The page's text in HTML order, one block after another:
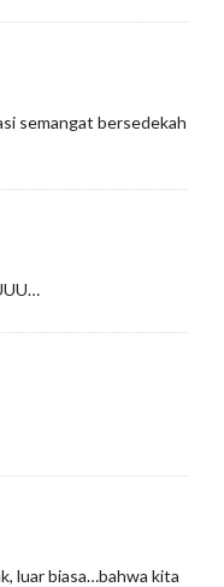
semangat bersedekah
luar biasa…bahwa kita